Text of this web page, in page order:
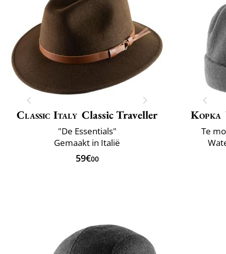
Classic Italy Classic Traveller
"De Essentials"
Gemaakt in Italië
59€00
Kopka
Te